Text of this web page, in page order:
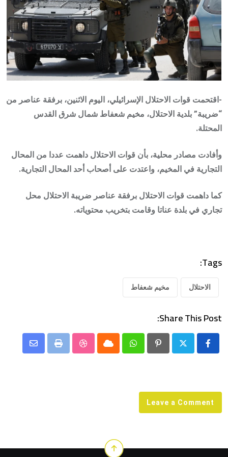
-اقتحمت قوات الاحتلال الإسرائيلي، اليوم الاثنين، برفقة عناصر من
“ضريبة” بلدية الاحتلال، مخيم شعفاط شمال شرق القدس
المحتلة.
وأفادت مصادر محلية، بأن قوات الاحتلال داهمت عددا من المحال
التجارية في المخيم، واعتدت على أصحاب أحد المحال التجارية.
كما داهمت قوات الاحتلال برفقة عناصر ضريبة الاحتلال محل
تجاري في بلدة عناتا وقامت بتخريب محتوياته.
Tags:
الاحتلال مخيم شعفاط
Share This Post:
Pinterest
Whatsapp
Cloud
StumbleUpon
Print
Share
Leave a Comment